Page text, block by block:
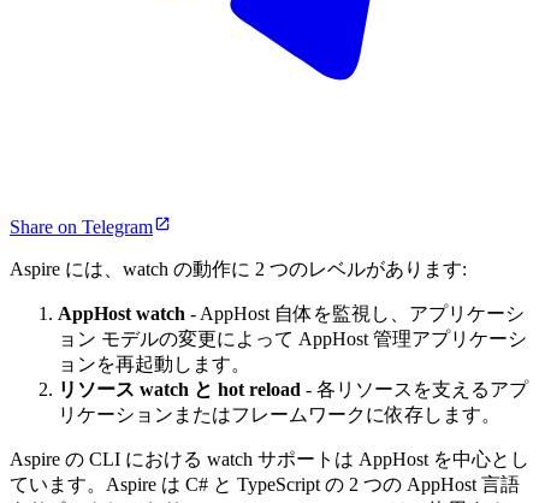
Share on Telegram
Aspire には、watch の動作に 2 つのレベルがあります:
AppHost watch - AppHost 自体を監視し、アプリケーシ
ョン モデルの変更によって AppHost 管理アプリケーシ
ョンを再起動します。
リソース watch と hot reload - 各リソースを支えるアプ
リケーションまたはフレームワークに依存します。
Aspire の CLI における watch サポートは AppHost を中心とし
ています。Aspire は C# と TypeScript の 2 つの AppHost 言語